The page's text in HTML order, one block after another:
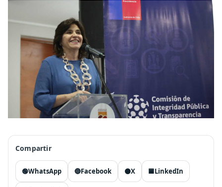
Compartir
🟢WhatsApp 🔵Facebook ⚫X 🟦LinkedIn